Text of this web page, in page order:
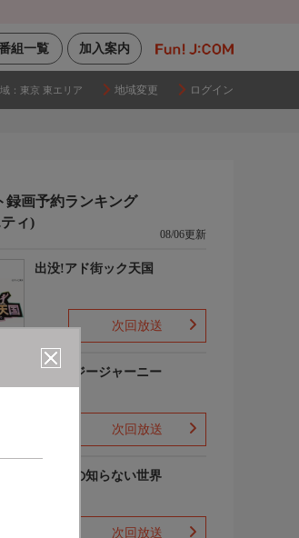
加入案内
組一覧
： 東京 東エリア 地域変更 ログイン
録画予約ランキング
ィ)
08/06更新
出没!アド街ック天国
次回放送
クレイジージャーニー
次回放送
マツコの知らない世界
次回放送